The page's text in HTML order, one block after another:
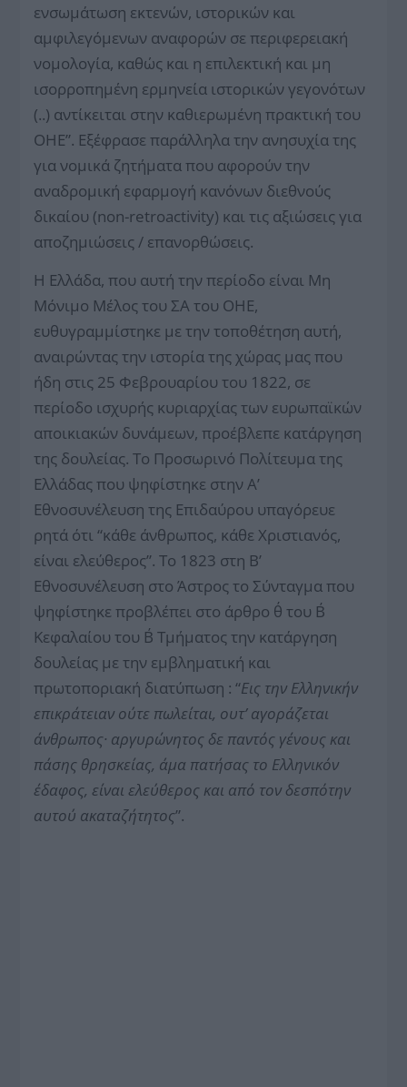
ενσωμάτωση εκτενών, ιστορικών και
αμφιλεγόμενων αναφορών σε περιφερειακή
νομολογία, καθώς και η επιλεκτική και μη
ισορροπημένη ερμηνεία ιστορικών γεγονότων
(..) αντίκειται στην καθιερωμένη πρακτική του
ΟΗΕ”. Εξέφρασε παράλληλα την ανησυχία της
για νομικά ζητήματα που αφορούν την
αναδρομική εφαρμογή κανόνων διεθνούς
δικαίου (non-retroactivity) και τις αξιώσεις για
αποζημιώσεις / επανορθώσεις.
Η Ελλάδα, που αυτή την περίοδο είναι Μη
Μόνιμο Μέλος του ΣΑ του ΟΗΕ,
ευθυγραμμίστηκε με την τοποθέτηση αυτή,
αναιρώντας την ιστορία της χώρας μας που
ήδη στις 25 Φεβρουαρίου του 1822, σε
περίοδο ισχυρής κυριαρχίας των ευρωπαϊκών
αποικιακών δυνάμεων, προέβλεπε κατάργηση
της δουλείας. Το Προσωρινό Πολίτευμα της
Ελλάδας που ψηφίστηκε στην Α’
Εθνοσυνέλευση της Επιδαύρου υπαγόρευε
ρητά ότι “κάθε άνθρωπος, κάθε Χριστιανός,
είναι ελεύθερος”. Το 1823 στη Β’
Εθνοσυνέλευση στο Άστρος το Σύνταγμα που
ψηφίστηκε προβλέπει στο άρθρο θ΄ του Β΄
Κεφαλαίου του Β΄ Τμήματος την κατάργηση
δουλείας με την εμβληματική και
πρωτοποριακή διατύπωση : “Εις την Ελληνικήν
επικράτειαν ούτε πωλείται, ουτ’ αγοράζεται
άνθρωπος· αργυρώνητος δε παντός γένους και
πάσης θρησκείας, άμα πατήσας το Ελληνικόν
έδαφος, είναι ελεύθερος και από τον δεσπότην
αυτού ακαταζήτητος”.